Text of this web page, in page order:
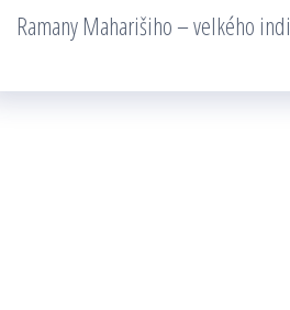
Ramany Maharišiho – velkého